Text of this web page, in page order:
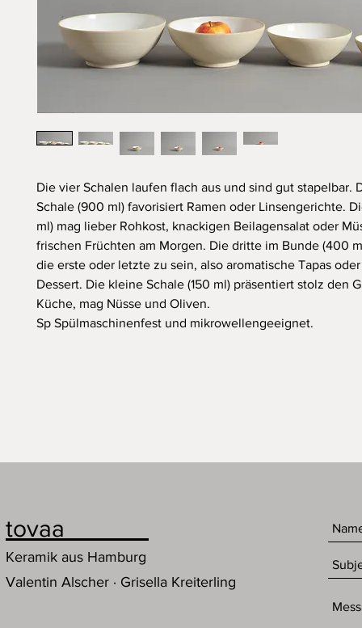
Die vier Schalen laufen flach aus und sind gut stapelbar.
Schale (900 ml) favorisiert Ramen oder Linsengerichte.
ml) mag lieber Rohkost, knackigen Beilagensalat oder
frischen Früchten am Morgen. Die dritte im Bunde (400
die erste oder letzte zu sein, also aromatische Tapas
Dessert. Die kleine Schale (150 ml) präsentiert stolz den
Küche, mag Nüsse und Oliven.
Sp Spülmaschinenfest und mikrowellengeeignet.
tovaa
Keramik aus Hamburg
Valentin Alscher · Grisella Kreiterling